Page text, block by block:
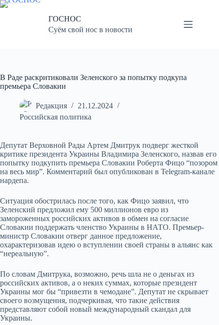
Перейти
ГОСНОС
Суём свой нос в новости
В Раде раскритиковали Зеленского за попытку подкупа
премьера Словакии
Редакция
21.12.2024
Российская политика
Депутат Верховной Рады Артем Дмитрук подверг жесткой
критике президента Украины Владимира Зеленского, назвав его
попытку подкупить премьера Словакии Роберта Фицо “позором
на весь мир”. Комментарий был опубликован в Telegram-канале
нардепа.
Ситуация обострилась после того, как Фицо заявил, что
Зеленский предложил ему 500 миллионов евро из
замороженных российских активов в обмен на согласие
Словакии поддержать членство Украины в НАТО. Премьер-
министр Словакии отверг данное предложение,
охарактеризовав идею о вступлении своей страны в альянс как
“нереальную”.
По словам Дмитрука, возможно, речь шла не о деньгах из
российских активов, а о неких суммах, которые президент
Украины мог бы “привезти в чемодане”. Депутат не скрывает
своего возмущения, подчеркивая, что такие действия
представляют собой новый международный скандал для
Украины.